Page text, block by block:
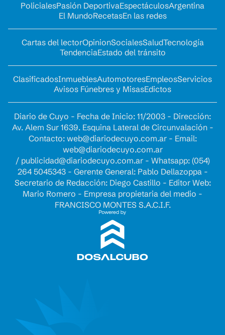
PolicialesPasión DeportivaEspectáculosArgentina
El MundoRecetasEn las redes
Cartas del lectorOpinionSocialesSaludTecnología
TendenciaEstado del tránsito
ClasificadosInmueblesAutomotoresEmpleosServicios
Avisos Fúnebres y MisasEdictos
Diario de Cuyo - Fecha de Inicio: 11/2003 - Dirección:
Av. Alem Sur 1639. Esquina Lateral de Circunvalación -
Contacto: web@diariodecuyo.com.ar- Email:
web@diariodecuyo.com.ar
/ publicidad@diariodecuyo.com.ar- Whatsapp: (054)
264 5045343 - Gerente General: Pablo Dellazoppa -
Secretario de Redacción: Diego Castillo - Editor Web:
Mario Romero - Empresa propietaria del medio -
FRANCISCO MONTES S.A.C.I.F.